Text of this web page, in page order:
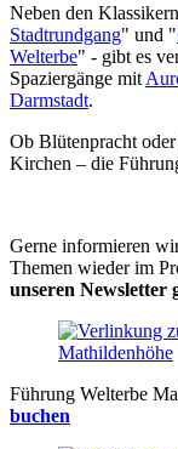
Neben den
Stadtrundgang" und "
Welterbe" - gibt es
Spaziergänge mit
Darmstadt.
Ob Blütenpracht
Kirchen – die
Gerne informieren
Themen wieder im
unseren Newsletter
Führung Welterbe
buchen